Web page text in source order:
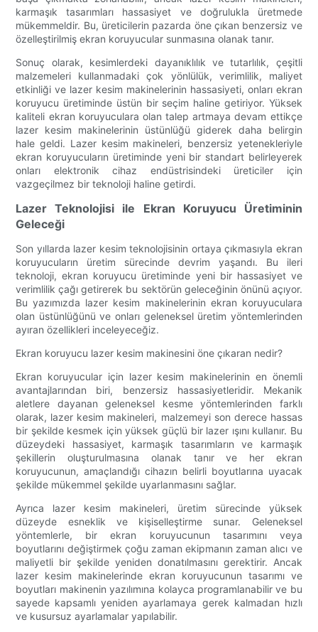
karmaşık tasarımları hassasiyet ve doğrulukla üretmede
mükemmeldir. Bu, üreticilerin pazarda öne çıkan benzersiz ve
özelleştirilmiş ekran koruyucular sunmasına olanak tanır.
Sonuç olarak, kesimlerdeki dayanıklılık ve tutarlılık, çeşitli
malzemeleri kullanmadaki çok yönlülük, verimlilik, maliyet
etkinliği ve lazer kesim makinelerinin hassasiyeti, onları ekran
koruyucu üretiminde üstün bir seçim haline getiriyor. Yüksek
kaliteli ekran koruyuculara olan talep artmaya devam ettikçe
lazer kesim makinelerinin üstünlüğü giderek daha belirgin
hale geldi. Lazer kesim makineleri, benzersiz yetenekleriyle
ekran koruyucuların üretiminde yeni bir standart belirleyerek
onları elektronik cihaz endüstrisindeki üreticiler için
vazgeçilmez bir teknoloji haline getirdi.
Lazer Teknolojisi ile Ekran Koruyucu Üretiminin
Geleceği
Son yıllarda lazer kesim teknolojisinin ortaya çıkmasıyla ekran
koruyucuların üretim sürecinde devrim yaşandı. Bu ileri
teknoloji, ekran koruyucu üretiminde yeni bir hassasiyet ve
verimlilik çağı getirerek bu sektörün geleceğinin önünü açıyor.
Bu yazımızda lazer kesim makinelerinin ekran koruyuculara
olan üstünlüğünü ve onları geleneksel üretim yöntemlerinden
ayıran özellikleri inceleyeceğiz.
Ekran koruyucu lazer kesim makinesini öne çıkaran nedir?
Ekran koruyucular için lazer kesim makinelerinin en önemli
avantajlarından biri, benzersiz hassasiyetleridir. Mekanik
aletlere dayanan geleneksel kesme yöntemlerinden farklı
olarak, lazer kesim makineleri, malzemeyi son derece hassas
bir şekilde kesmek için yüksek güçlü bir lazer ışını kullanır. Bu
düzeydeki hassasiyet, karmaşık tasarımların ve karmaşık
şekillerin oluşturulmasına olanak tanır ve her ekran
koruyucunun, amaçlandığı cihazın belirli boyutlarına uyacak
şekilde mükemmel şekilde uyarlanmasını sağlar.
Ayrıca lazer kesim makineleri, üretim sürecinde yüksek
düzeyde esneklik ve kişiselleştirme sunar. Geleneksel
yöntemlerle, bir ekran koruyucunun tasarımını veya
boyutlarını değiştirmek çoğu zaman ekipmanın zaman alıcı ve
maliyetli bir şekilde yeniden donatılmasını gerektirir. Ancak
lazer kesim makinelerinde ekran koruyucunun tasarımı ve
boyutları makinenin yazılımına kolayca programlanabilir ve bu
sayede kapsamlı yeniden ayarlamaya gerek kalmadan hızlı
ve kusursuz ayarlamalar yapılabilir.